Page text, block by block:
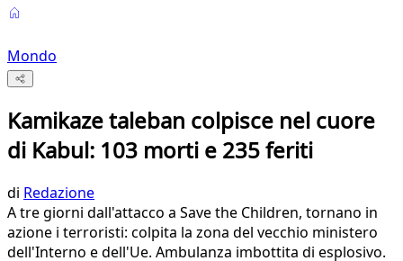
Mondo
Kamikaze taleban colpisce nel cuore
di Kabul: 103 morti e 235 feriti
di Redazione
A tre giorni dall'attacco a Save the Children, tornano in
azione i terroristi: colpita la zona del vecchio ministero
dell'Interno e dell'Ue. Ambulanza imbottita di esplosivo.